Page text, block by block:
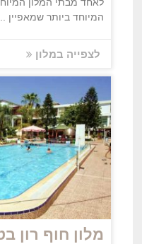
המיוחד ביותר שמאפיין ...
לצפייה במלון
מלון חוף רון